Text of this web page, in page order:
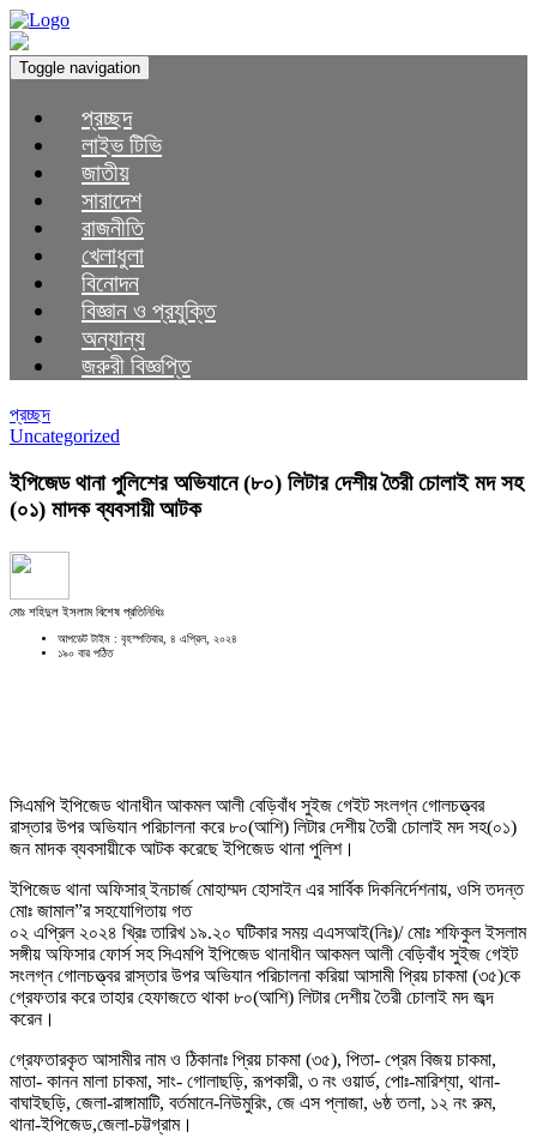
Toggle navigation
প্রচ্ছদ
লাইভ টিভি
জাতীয়
সারাদেশ
রাজনীতি
খেলাধুলা
বিনোদন
বিজ্ঞান ও প্রযুক্তি
অন্যান্য
জরুরী বিজ্ঞপ্তি
প্রচ্ছদ
Uncategorized
ইপিজেড থানা পুলিশের অভিযানে (৮০) লিটার দেশীয় তৈরী চোলাই মদ সহ
(০১) মাদক ব্যবসায়ী আটক
মোঃ শহিদুল ইসলাম বিশেষ প্রতিনিধিঃ
আপডেট টাইম : বৃহস্পতিবার, ৪ এপ্রিল, ২০২৪
১৯০ বার পঠিত
সিএমপি ইপিজেড থানাধীন আকমল আলী বেড়িবাঁধ সুইজ গেইট সংলগ্ন গোলচত্ত্বর
রাস্তার উপর অভিযান পরিচালনা করে ৮০(আশি) লিটার দেশীয় তৈরী চোলাই মদ সহ(০১)
জন মাদক ব্যবসায়ীকে আটক করেছে ইপিজেড থানা পুলিশ।
ইপিজেড থানা অফিসার্ ইনচার্জ মোহাম্মদ হোসাইন এর সার্বিক দিকনির্দেশনায়, ওসি তদন্ত
মোঃ জামাল”র সহযোগিতায় গত
০২ এপ্রিল ২০২৪ খ্রিঃ তারিখ ১৯.২০ ঘটিকার সময় এএসআই(নিঃ)/ মোঃ শফিকুল ইসলাম
সঙ্গীয় অফিসার ফোর্স সহ সিএমপি ইপিজেড থানাধীন আকমল আলী বেড়িবাঁধ সুইজ গেইট
সংলগ্ন গোলচত্ত্বর রাস্তার উপর অভিযান পরিচালনা করিয়া আসামী প্রিয় চাকমা (৩৫)কে
গ্রেফতার করে তাহার হেফাজতে থাকা ৮০(আশি) লিটার দেশীয় তৈরী চোলাই মদ জব্দ
করেন।
গ্রেফতারকৃত আসামীর নাম ও ঠিকানাঃ প্রিয় চাকমা (৩৫), পিতা- প্রেম বিজয় চাকমা,
মাতা- কানন মালা চাকমা, সাং- গোলাছড়ি, রূপকারী, ৩ নং ওয়ার্ড, পোঃ-মারিশ্যা, থানা-
বাঘাইছড়ি, জেলা-রাঙ্গামাটি, বর্তমানে-নিউমুরিং, জে এস প্লাজা, ৬ষ্ঠ তলা, ১২ নং রুম,
থানা-ইপিজেড,জেলা-চট্টগ্রাম।